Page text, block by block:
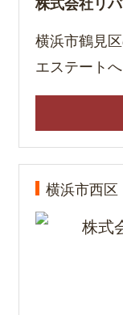
横浜市鶴見
エステートへ
横浜市西区